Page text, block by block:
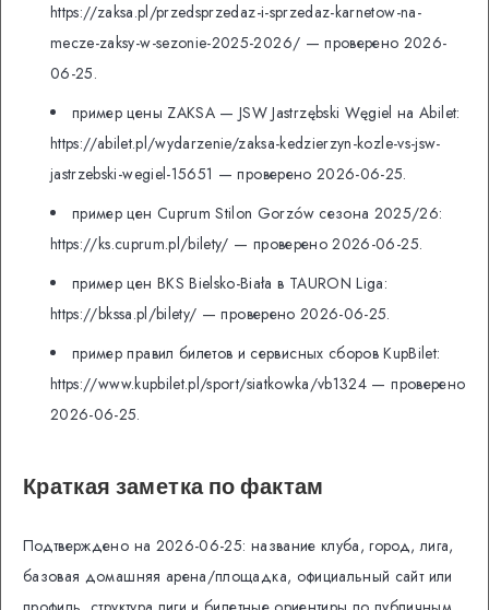
https://zaksa.pl/przedsprzedaz-i-sprzedaz-karnetow-na-
mecze-zaksy-w-sezonie-2025-2026/ — проверено 2026-
06-25.
пример цены ZAKSA — JSW Jastrzębski Węgiel на Abilet:
https://abilet.pl/wydarzenie/zaksa-kedzierzyn-kozle-vs-jsw-
jastrzebski-wegiel-15651 — проверено 2026-06-25.
пример цен Cuprum Stilon Gorzów сезона 2025/26:
https://ks.cuprum.pl/bilety/ — проверено 2026-06-25.
пример цен BKS Bielsko-Biała в TAURON Liga:
https://bkssa.pl/bilety/ — проверено 2026-06-25.
пример правил билетов и сервисных сборов KupBilet:
https://www.kupbilet.pl/sport/siatkowka/vb1324 — проверено
2026-06-25.
Краткая заметка по фактам
Подтверждено на 2026-06-25: название клуба, город, лига,
базовая домашняя арена/площадка, официальный сайт или